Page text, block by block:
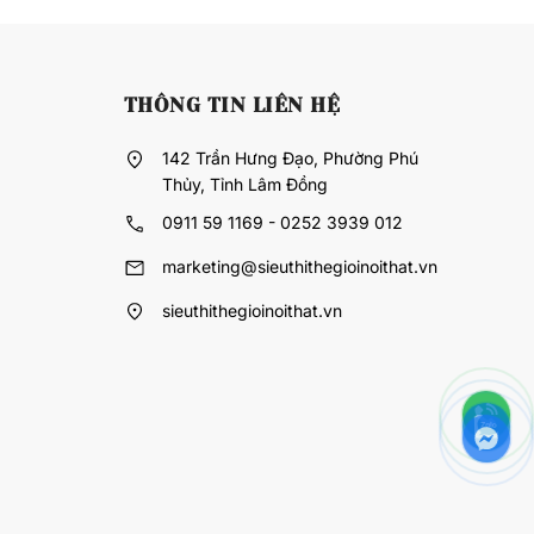
THÔNG TIN LIÊN HỆ
142 Trần Hưng Đạo, Phường Phú
Thủy, Tỉnh Lâm Đồng
0911 59 1169 - 0252 3939 012
marketing@sieuthithegioinoithat.vn
sieuthithegioinoithat.vn